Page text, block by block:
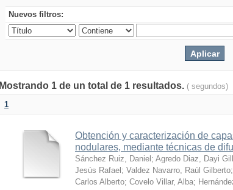
Nuevos filtros:
Mostrando 1 de un total de 1 resultados. ( segundos)
1
Obtención y caracterización de
nodulares, mediante técnicas de
Sánchez Ruiz, Daniel ; Agredo Diaz, Dayi
Jesús Rafael ; Valdez Navarro, Raúl Gilberto;
Carlos Alberto; Covelo Villar, Alba;